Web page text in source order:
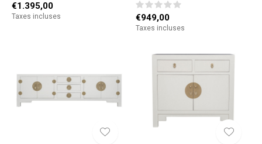
€1.395,00
Taxes incluses €949,00
Taxes incluses